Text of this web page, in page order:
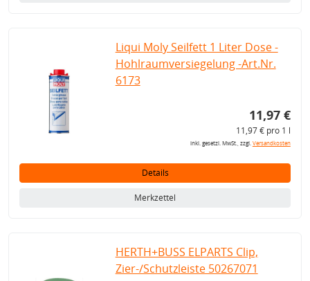
Liqui Moly Seilfett 1 Liter Dose -
Hohlraumversiegelung -Art.Nr.
6173
11,97 €
11,97 € pro 1 l
inkl. gesetzl. MwSt., zzgl.Versandkosten
Details
Merkzettel
HERTH+BUSS ELPARTS Clip,
Zier-/Schutzleiste 50267071